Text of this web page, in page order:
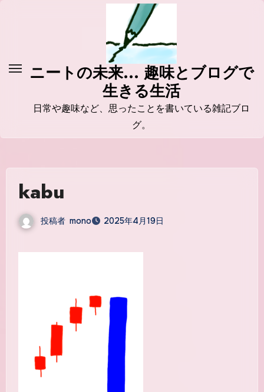
ッ
ニートの未来... 趣味とブログで
生きる生活
日常や趣味など、思ったことを書いている雑記ブロ
グ。
kabu
投稿者 mono 2025年4月19日